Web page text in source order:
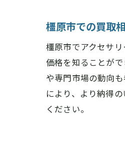
橿原市での買取
橿原市でアクセサ
価格を知ることが
や専門市場の動向
により、より納得
ください。